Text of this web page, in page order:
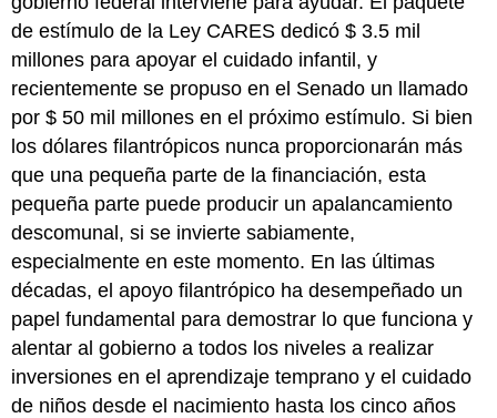
de estímulo de la Ley CARES dedicó $ 3.5 mil
millones para apoyar el cuidado infantil, y
recientemente se propuso en el Senado un llamado
por $ 50 mil millones en el próximo estímulo. Si bien
los dólares filantrópicos nunca proporcionarán más
que una pequeña parte de la financiación, esta
pequeña parte puede producir un apalancamiento
descomunal, si se invierte sabiamente,
especialmente en este momento. En las últimas
décadas, el apoyo filantrópico ha desempeñado un
papel fundamental para demostrar lo que funciona y
alentar al gobierno a todos los niveles a realizar
inversiones en el aprendizaje temprano y el cuidado
de niños desde el nacimiento hasta los cinco años